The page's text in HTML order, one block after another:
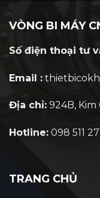
VÒNG BI MÁY
Số điện thoại tư
Email :
Địa chỉ: 924B, Kim
Hotline: 098 511
TRANG CHỦ